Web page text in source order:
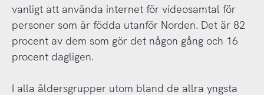
vanligt att använda internet för videosamtal för
personer som är födda utanför Norden. Det är 82
procent av dem som gör det någon gång och 16
procent dagligen.
I alla åldersgrupper utom bland de allra yngsta